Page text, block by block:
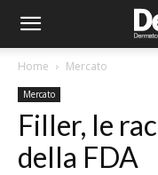
Home Mercato
Mercato
Filler, le
della FDA